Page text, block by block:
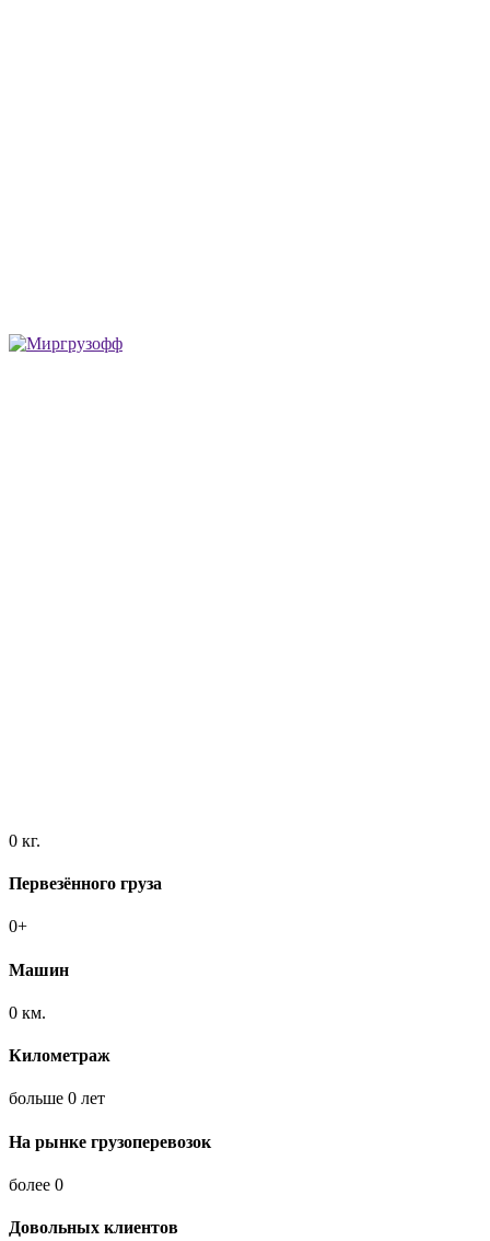
0 кг.
Первезённого груза
0+
Машин
0 км.
Километраж
больше 0 лет
На рынке грузоперевозок
более 0
Довольных клиентов